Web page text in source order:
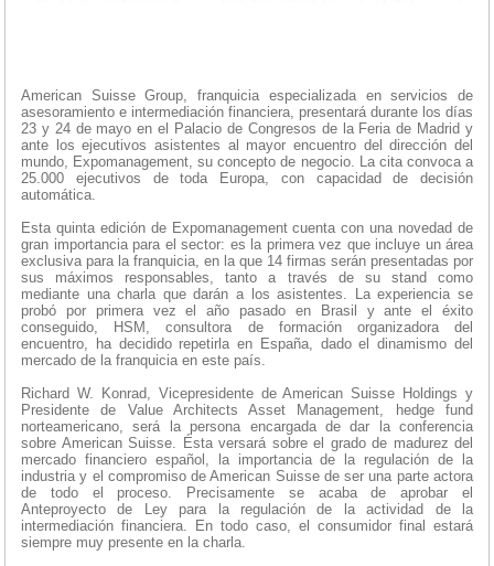
American Suisse Group, franquicia especializada en servicios de
asesoramiento e intermediación financiera, presentará durante los días
23 y 24 de mayo en el Palacio de Congresos de la Feria de Madrid y
ante los ejecutivos asistentes al mayor encuentro del dirección del
mundo, Expomanagement, su concepto de negocio. La cita convoca a
25.000 ejecutivos de toda Europa, con capacidad de decisión
automática.
Esta quinta edición de Expomanagement cuenta con una novedad de
gran importancia para el sector: es la primera vez que incluye un área
exclusiva para la franquicia, en la que 14 firmas serán presentadas por
sus máximos responsables, tanto a través de su stand como
mediante una charla que darán a los asistentes. La experiencia se
probó por primera vez el año pasado en Brasil y ante el éxito
conseguido, HSM, consultora de formación organizadora del
encuentro, ha decidido repetirla en España, dado el dinamismo del
mercado de la franquicia en este país.
Richard W. Konrad, Vicepresidente de American Suisse Holdings y
Presidente de Value Architects Asset Management, hedge fund
norteamericano, será la persona encargada de dar la conferencia
sobre American Suisse. Ésta versará sobre el grado de madurez del
mercado financiero español, la importancia de la regulación de la
industria y el compromiso de American Suisse de ser una parte actora
de todo el proceso. Precisamente se acaba de aprobar el
Anteproyecto de Ley para la regulación de la actividad de la
intermediación financiera. En todo caso, el consumidor final estará
siempre muy presente en la charla.